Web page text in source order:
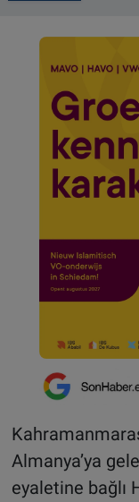
Almanya’ya
eyaletine bağlı